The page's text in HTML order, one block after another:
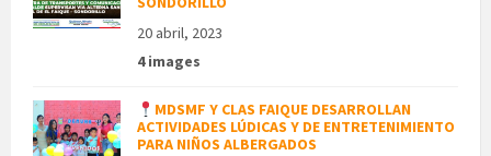
20 abril, 2023
4 images
MDSMF Y CLAS FAIQUE DESARROLLAN
ACTIVIDADES LÚDICAS Y DE ENTRETENIMIENTO
PARA NIÑOS ALBERGADOS